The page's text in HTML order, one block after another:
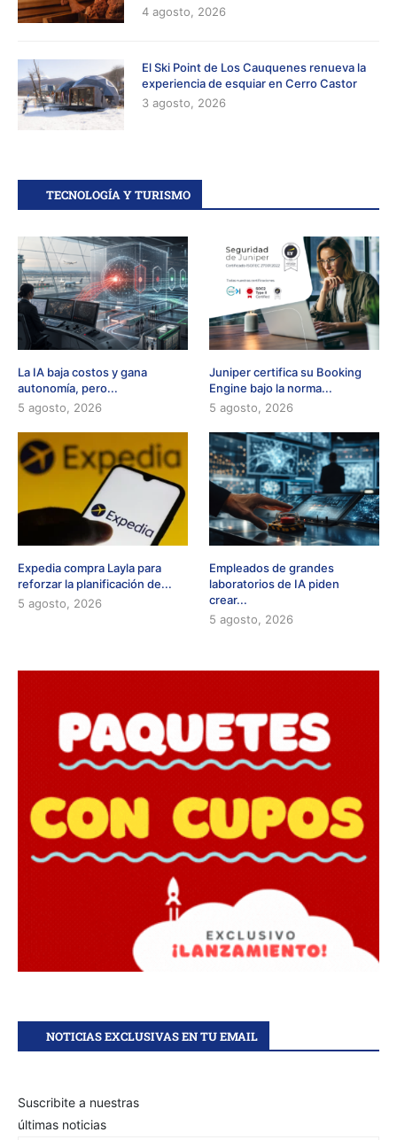
4 agosto, 2026
El Ski Point de Los Cauquenes renueva la
experiencia de esquiar en Cerro Castor
3 agosto, 2026
TECNOLOGÍA Y TURISMO
La IA baja costos y gana
autonomía, pero...
5 agosto, 2026
Juniper certifica su Booking
Engine bajo la norma...
5 agosto, 2026
Expedia compra Layla para
reforzar la planificación de...
5 agosto, 2026
Empleados de grandes
laboratorios de IA piden
crear...
5 agosto, 2026
NOTICIAS EXCLUSIVAS EN TU EMAIL
Suscribite a nuestras
últimas noticias